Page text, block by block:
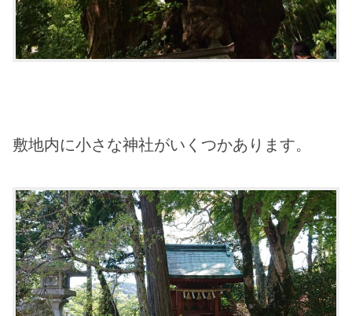
敷地内に小さな神社がいくつかあります。